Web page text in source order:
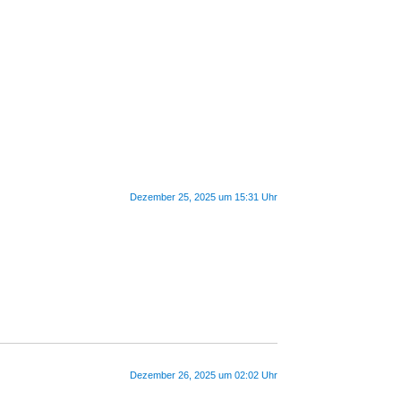
Dezember 25, 2025 um 15:31 Uhr
Dezember 26, 2025 um 02:02 Uhr